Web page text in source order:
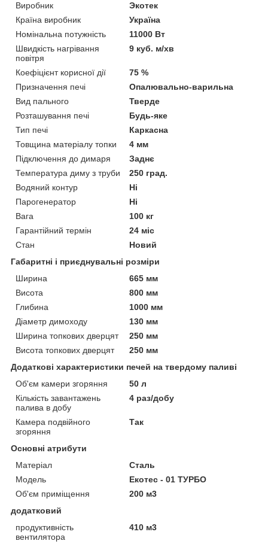
Виробник
Экотек
Країна виробник
Україна
Номінальна потужність
11000 Вт
Швидкість нагрівання
повітря
9 куб. м/хв
Коефіцієнт корисної дії
75 %
Призначення печі
Опалювально-варильна
Вид пального
Тверде
Розташування печі
Будь-яке
Тип печі
Каркасна
Товщина матеріалу топки
4 мм
Підключення до димаря
Заднє
Температура диму з труби
250 град.
Водяний контур
Ні
Парогенератор
Ні
Вага
100 кг
Гарантійний термін
24 міс
Стан
Новий
Габаритні і приєднувальні розміри
Ширина
665 мм
Висота
800 мм
Глибина
1000 мм
Діаметр димоходу
130 мм
Ширина топкових дверцят
250 мм
Висота топкових дверцят
250 мм
Додаткові характеристики печей на твердому паливі
Об'єм камери згоряння
50 л
Кількість завантажень
палива в добу
4 раз/добу
Камера подвійного
згоряння
Так
Основні атрибути
Матеріал
Сталь
Модель
Екотес - 01 ТУРБО
Об'єм приміщення
200 м3
додатковий
продуктивність
вентилятора
410 м3